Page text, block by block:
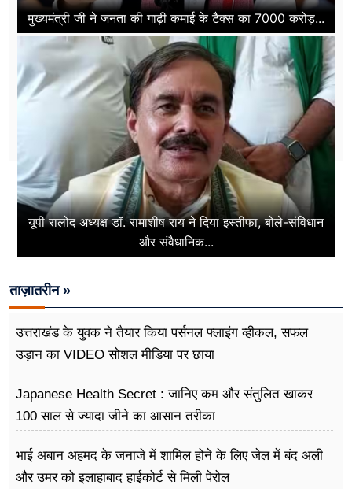
मुख्यमंत्री जी ने जनता की गाढ़ी कमाई के टैक्स का 7000 करोड़...
यूपी रालोद अध्यक्ष डॉ. रामाशीष राय ने दिया इस्तीफा, बोले-संविधान
और संवैधानिक...
ताज़ातरीन »
उत्तराखंड के युवक ने तैयार किया पर्सनल फ्लाइंग व्हीकल, सफल
उड़ान का VIDEO सोशल मीडिया पर छाया
Japanese Health Secret : जानिए कम और संतुलित खाकर
100 साल से ज्यादा जीने का आसान तरीका
भाई अबान अहमद के जनाजे में शामिल होने के लिए जेल में बंद अली
और उमर को इलाहाबाद हाईकोर्ट से मिली पेरोल